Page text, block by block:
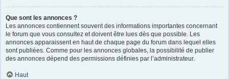
Que sont les annonces ?
Les annonces contiennent souvent des informations importantes concernant
le forum que vous consultez et doivent être lues dès que possible. Les
annonces apparaissent en haut de chaque page du forum dans lequel elles
sont publiées. Comme pour les annonces globales, la possibilité de publier
des annonces dépend des permissions définies par l’administrateur.
Haut